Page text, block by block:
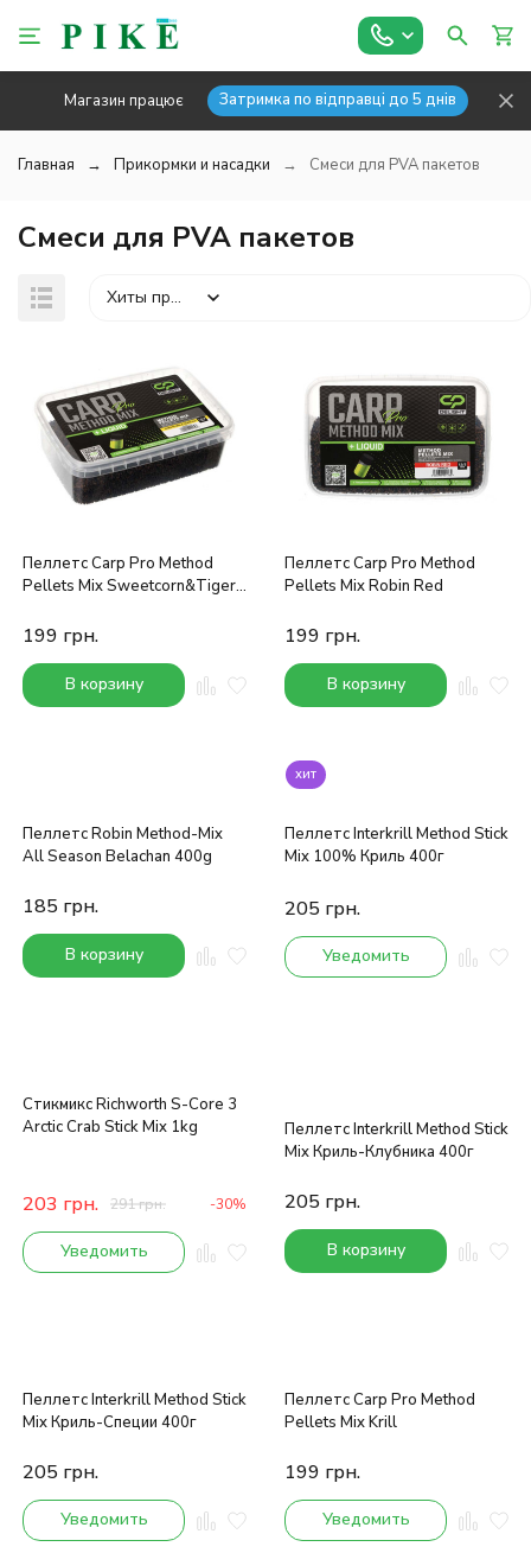
Магазин працює Затримка по відправці до 5 днів
Главная Прикормки и насадки Смеси для PVA пакетов
Смеси для PVA пакетов
Хиты продаж
покупателей
Пеллетс Carp Pro Method
Pellets Mix Sweetcorn&Tiger
199 грн.
В корзину
Пеллетс Carp Pro Method
Pellets Mix Robin Red
199 грн.
В корзину
Пеллетс Robin Method-Mix
All Season Belachan 400g
185 грн.
В корзину
хит
Пеллетс Interkrill Method Stick
Mix 100% Криль 400г
205 грн.
Уведомить
Стикмикс Richworth S-Core 3
Arctic Crab Stick Mix 1kg
203 грн. 291грн. -30%
Уведомить
Пеллетс Interkrill Method Stick
Mix Криль-Клубника 400г
205 грн.
В корзину
Пеллетс Interkrill Method Stick
Mix Криль-Специи 400г
205 грн.
Уведомить
Пеллетс Carp Pro Method
Pellets Mix Krill
199 грн.
Уведомить